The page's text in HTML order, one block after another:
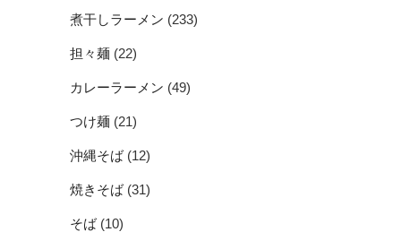
煮干しラーメン (233)
担々麺 (22)
カレーラーメン (49)
つけ麺 (21)
沖縄そば(12)
焼きそば(31)
そば(10)